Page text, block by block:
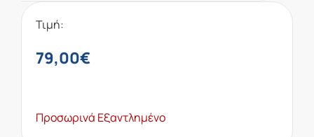
Τιμή:
79,00€
Προσωρινά Εξαντλημένο